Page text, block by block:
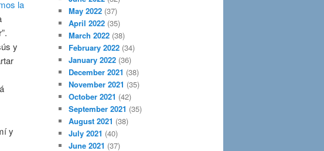
la
y
y
May 2022 (37)
April 2022 (35)
March 2022 (38)
February 2022 (34)
January 2022 (36)
December 2021 (38)
November 2021 (35)
October 2021 (42)
September 2021 (35)
August 2021 (38)
July 2021 (40)
June 2021 (37)